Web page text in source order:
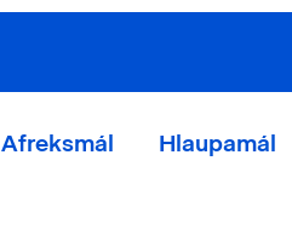
Afreksmál Hlaupamál